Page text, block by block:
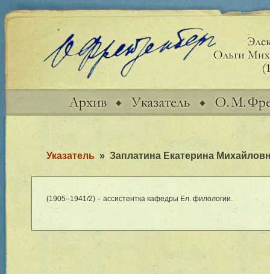
Указатель» Заплатина Екатерина
(1905–1941/2) – ассистентка кафедры Ел. филологии.